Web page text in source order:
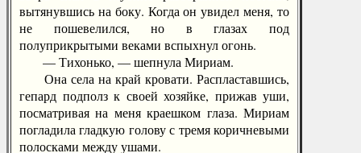
вытянувшись на боку. Когда он увидел меня, то
не пошевелился, но в глазах под
полуприкрытыми веками вспыхнул огонь.
— Тихонько, — шепнула Мириам.
Она села на край кровати. Распластавшись,
гепард подполз к своей хозяйке, прижав уши,
посматривая на меня краешком глаза. Мириам
погладила гладкую голову с тремя коричневыми
полосками между ушами.